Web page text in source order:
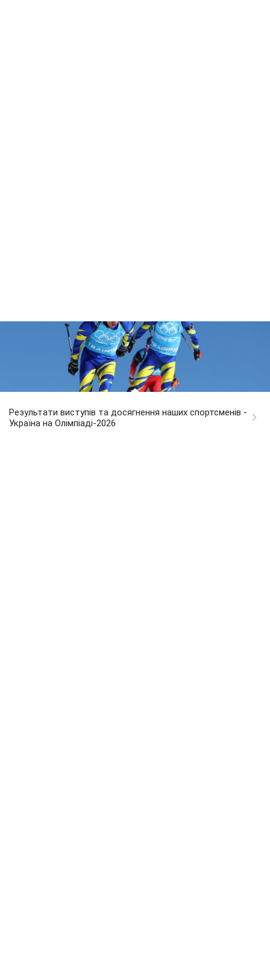
Результати виступів та досягнення наших спортсменів -
Україна на Олімпіаді-2026